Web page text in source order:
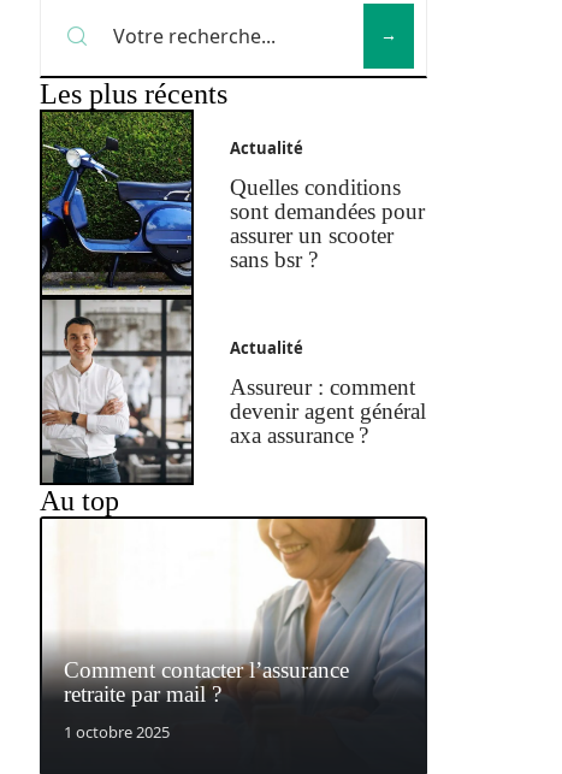
Les plus récents
Actualité
Quelles conditions
sont demandées pour
assurer un scooter
sans bsr ?
Actualité
Assureur : comment
devenir agent général
axa assurance ?
Au top
Comment contacter l’assurance
retraite par mail ?
1 octobre 2025